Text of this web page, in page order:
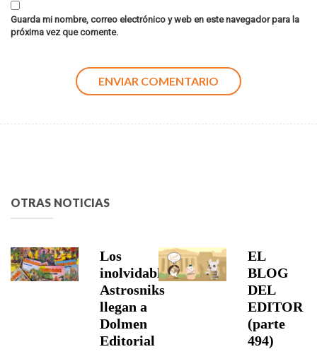
Guarda mi nombre, correo electrónico y web en este navegador para la
próxima vez que comente.
OTRAS NOTICIAS
Los
inolvidables
Astrosniks
llegan a
Dolmen
Editorial
EL
BLOG
DEL
EDITOR
(parte
494)